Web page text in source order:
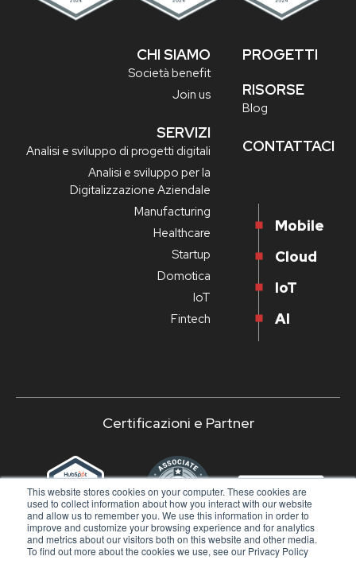
This website stores cookies on your computer. These cookies are
used to collect information about how you interact with our website
and allow us to remember you. We use this information in order to
improve and customize your browsing experience and for analytics
and metrics about our visitors both on this website and other media.
To find out more about the cookies we use, see our Privacy Policy
CHI SIAMO
Società benefit
Join us
SERVIZI
Analisi e sviluppo di progetti digitali
Analisi e sviluppo per la
Digitalizzazione Aziendale
Manufacturing
Healthcare
Startup
Domotica
IoT
Fintech
PROGETTI
RISORSE
Blog
CONTATTACI
Mobile
Cloud
IoT
AI
Certificazioni e Partner
‹ ›